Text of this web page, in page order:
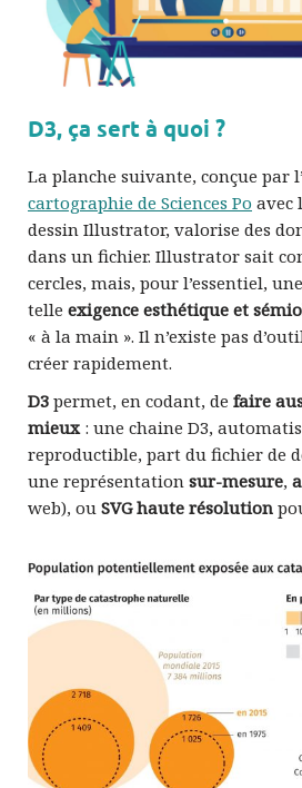
D3, ça sert à quoi ?
La planche suivante, conçue par l’
cartographie de Sciences Po avec
dessin Illustrator, valorise des
dans un fichier. Illustrator sait
cercles, mais, pour l’essentiel,
telle exigence esthétique et
« à la main ». Il n’existe pas
créer rapidement.
D3 permet, en codant, de faire
mieux: une chaine D3,
reproductible, part du fichier de
une représentation sur-mesure,
web), ou SVG haute résolution